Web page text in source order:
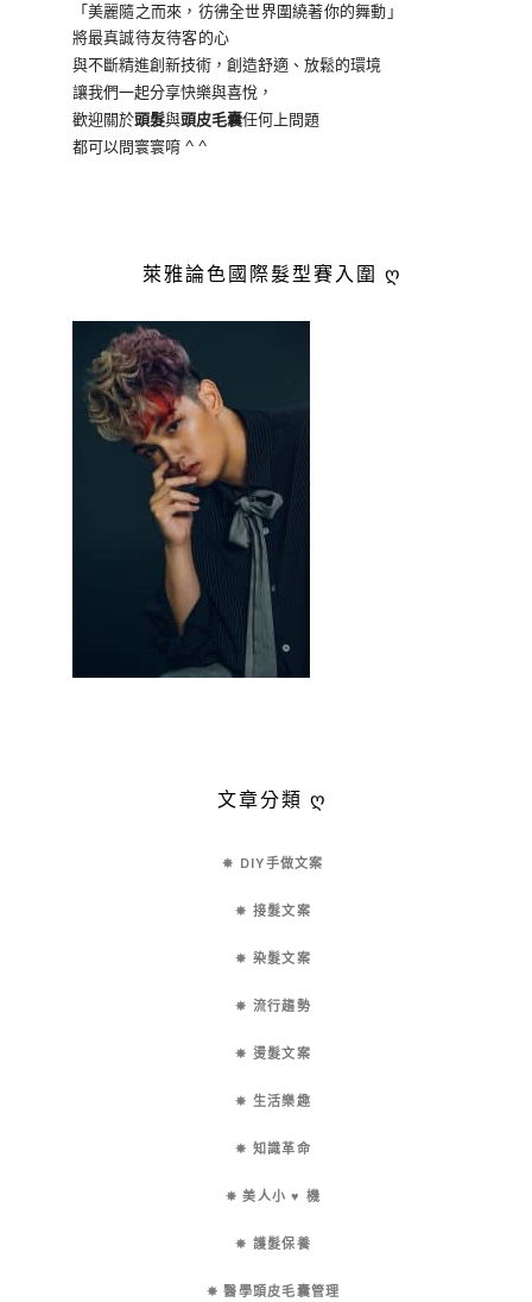
「美麗隨之而來，彷彿全世界圍繞著你的舞動」
將最真誠待友待客的心
與不斷精進創新技術，創造舒適、放鬆的環境
讓我們一起分享快樂與喜悅，
歡迎關於頭髮與頭皮毛囊任何上問題
都可以問寰寰唷 ^ ^
萊雅論色國際髮型賽入圍 ღ
文章分類 ღ
✵ DIY手做文案
✵ 接髮文案
✵ 染髮文案
✵ 流行趨勢
✵ 燙髮文案
✵ 生活樂趣
✵ 知識革命
✵ 美人小 ♥ 機
✵ 護髮保養
✵ 醫學頭皮毛囊管理